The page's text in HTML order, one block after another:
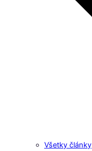
Všetky články